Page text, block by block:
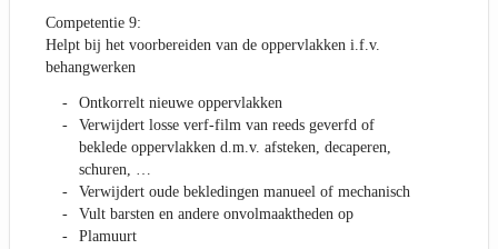
Competentie 9:
Helpt bij het voorbereiden van de oppervlakken i.f.v.
behangwerken
Ontkorrelt nieuwe oppervlakken
Verwijdert losse verf-film van reeds geverfd of
beklede oppervlakken d.m.v. afsteken, decaperen,
schuren, …
Verwijdert oude bekledingen manueel of mechanisch
Vult barsten en andere onvolmaaktheden op
Plamuurt